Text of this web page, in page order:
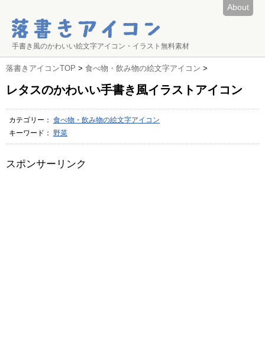
About
手書き風のかわいい絵文字アイコン・イラスト無料素材
落書きアイコンTOP > 食べ物・飲み物の絵文字アイコン >
レタスのかわいい手書き風イラストアイコン
カテゴリー： 食べ物・飲み物の絵文字アイコン
キーワード： 野菜
スポンサーリンク